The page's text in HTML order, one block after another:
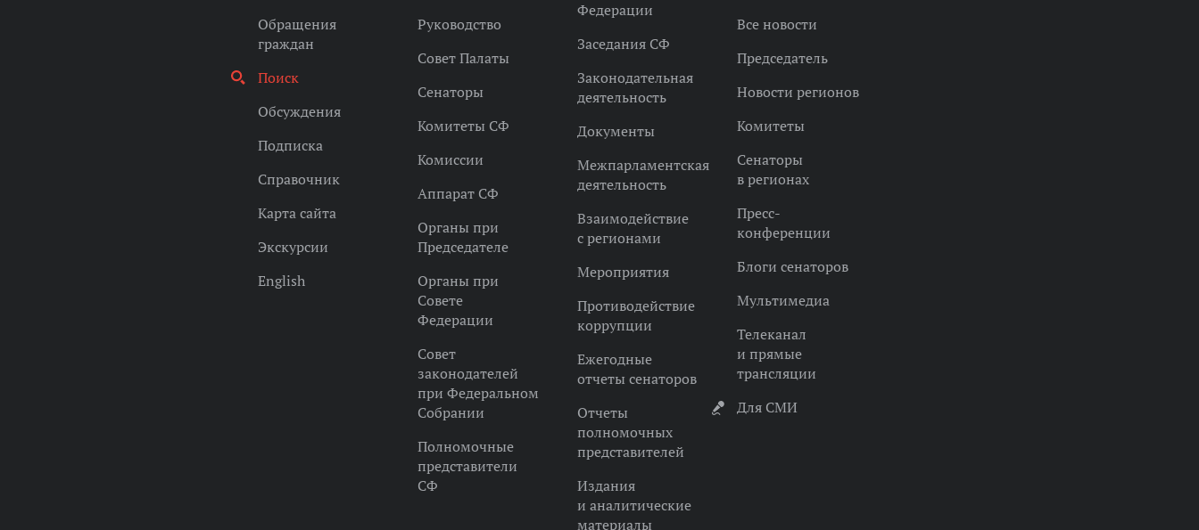
Обращения
граждан
Поиск
Обсуждения
Подписка
Справочник
Карта сайта
Экскурсии
English
Руководство
Совет Палаты
Сенаторы
Комитеты СФ
Комиссии
Аппарат СФ
Органы при
Председателе
Органы при
Совете
Федерации
Совет
законодателей
при Федеральном
Собрании
Полномочные
представители
СФ
Федерации
Заседания СФ
Законодательная
деятельность
Документы
Межпарламентская
деятельность
Взаимодействие
с регионами
Мероприятия
Противодействие
коррупции
Ежегодные
отчеты сенаторов
Отчеты
полномочных
представителей
Издания
и аналитические
материалы
Все новости
Председатель
Новости регионов
Комитеты
Сенаторы
в регионах
Пресс-
конференции
Блоги сенаторов
Мультимедиа
Телеканал
и прямые
трансляции
Для СМИ